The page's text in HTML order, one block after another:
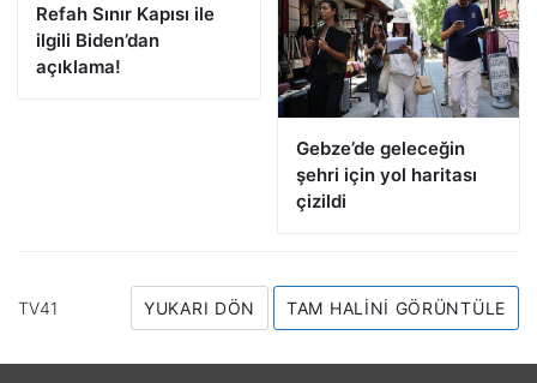
Refah Sınır Kapısı ile
ilgili Biden’dan
açıklama!
Gebze’de geleceğin
şehri için yol haritası
çizildi
TV41 YUKARI DÖN TAM HALINI GÖRÜNTÜLE